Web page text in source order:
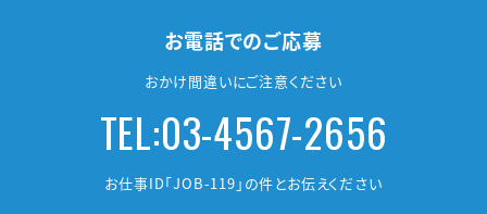
お電話でのご応募
おかけ間違いにご注意ください
TEL:03-4567-2656
お仕事ID「JOB-119」の件とお伝えください